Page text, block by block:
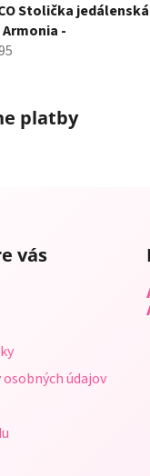
Stolička jedálenská
-
platby
vás
údajov